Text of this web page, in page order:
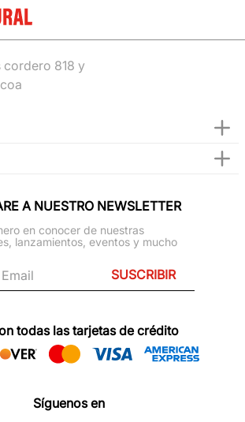
cordero 818 y
A NUESTRO NEWSLETTER
en conocer de nuestras
lanzamientos, eventos y mucho
SUSCRIBIR
todas las tarjetas de crédito
Síguenos en